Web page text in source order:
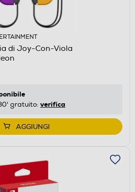
di Joy-Con-Viola
gratuito: verifica
AGGIUNGI